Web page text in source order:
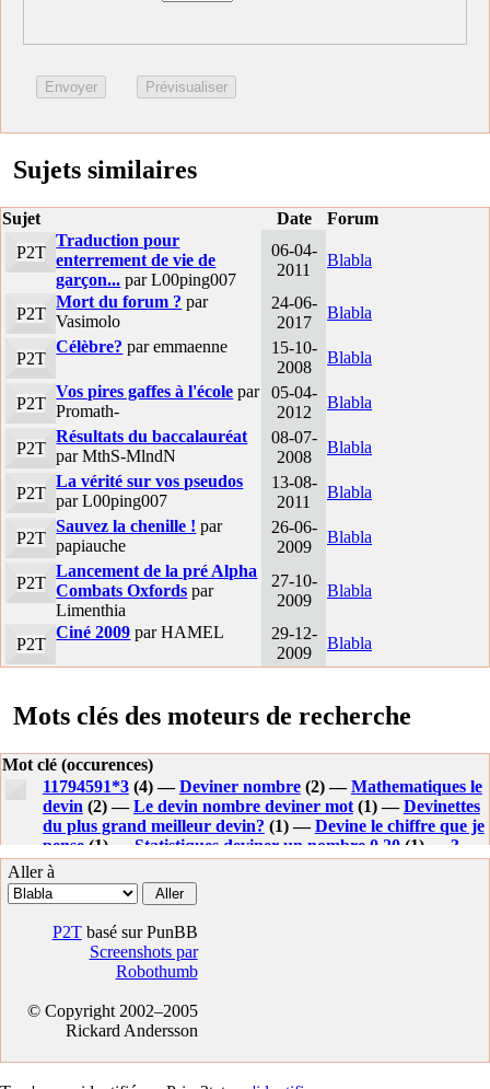
Sujets similaires
Sujet Date
Forum
P2T
Traduction pour
enterrement de vie de
garçon... par L00ping007
06-04-
2011
Blabla
P2T
Mort du forum ? par
Vasimolo
24-06-
2017
Blabla
P2T
Célèbre? par emmaenne
15-10-
2008
Blabla
P2T
Vos pires gaffes à l'école par
Promath-
05-04-
2012
Blabla
P2T
Résultats du baccalauréat
par MthS-MlndN
08-07-
2008
Blabla
P2T
La vérité sur vos pseudos
par L00ping007
13-08-
2011
Blabla
P2T
Sauvez la chenille ! par
papiauche
26-06-
2009
Blabla
P2T
Lancement de la pré Alpha
Combats Oxfords par
Limenthia
27-10-
2009
Blabla
P2T
Ciné 2009 par HAMEL
29-12-
2009
Blabla
Mots clés des moteurs de recherche
Mot clé (occurences)
11794591*3(4) —Deviner nombre(2) —Mathematiques le
devin (2) —Le devin nombre deviner mot(1) —Devinettes
du plus grand meilleur devin? (1) —Devine le chiffre que je
pense(1) — Statistiques deviner un nombre 0 20(1) — 3
mathematicien deviner nombre(1) —Deviner le nombre a
imprimer(1) —Math faire deviner un nombre
deviner un nombre par une devinette
(1) —Jeu math deviner un chiffre
mathematique simple pour deviner un nombre
Devine que signifie le chiffre #9.
(1) —Deviner un nombre en 10 questions
Devine le nombre(1) —
devinervle nombre 10
un nombre(1) —Jeux mathematique avec papier deviner le
nombre oui non(1) —
Aller à
P2Tbasé sur PunBB
Screenshots par
Robothumb
© Copyright 2002–2005
Rickard Andersson